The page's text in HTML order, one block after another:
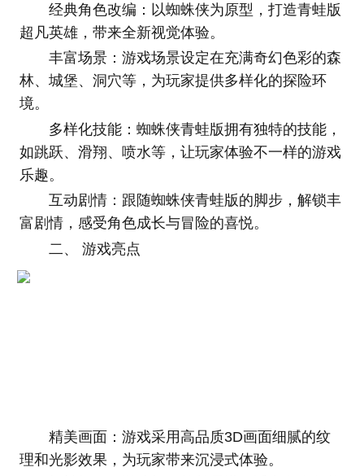
经典角色改编：以蜘蛛侠为原型，打造青蛙版
超凡英雄，带来全新视觉体验。
丰富场景：游戏场景设定在充满奇幻色彩的森
林、城堡、洞穴等，为玩家提供多样化的探险环
境。
多样化技能：蜘蛛侠青蛙版拥有独特的技能，
如跳跃、滑翔、喷水等，让玩家体验不一样的游戏
乐趣。
互动剧情：跟随蜘蛛侠青蛙版的脚步，解锁丰
富剧情，感受角色成长与冒险的喜悦。
二、 游戏亮点
精美画面：游戏采用高品质3D画面细腻的纹
理和光影效果，为玩家带来沉浸式体验。